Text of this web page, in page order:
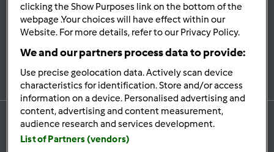
Bądźna bieżąco
Zapisz się do naszego newslettera
clicking the Show Purposes link on the bottom of the
webpage .Your choices will have effect within our
Website. For more details, refer to our Privacy Policy.
We and our partners process data to provide:
Use precise geolocation data. Actively scan device
characteristics for identification. Store and/or access
information on a device. Personalised advertising and
content, advertising and content measurement,
audience research and services development.
List of Partners (vendors)